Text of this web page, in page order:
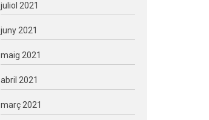
juliol 2021
juny 2021
maig 2021
abril 2021
març 2021